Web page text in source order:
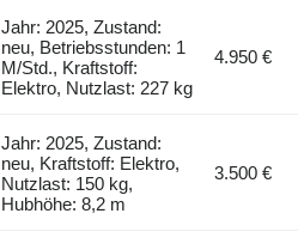
Jahr: 2025, Zustand:
neu, Betriebsstunden: 1
M/Std., Kraftstoff:
Elektro, Nutzlast: 227 kg
4.950 €
Jahr: 2025, Zustand:
neu, Kraftstoff: Elektro,
Nutzlast: 150 kg,
Hubhöhe: 8,2 m
3.500 €